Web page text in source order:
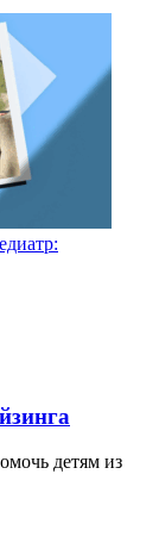
детям из